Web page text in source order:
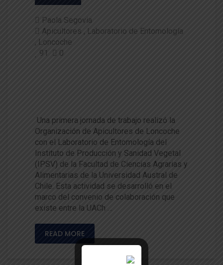
Paola Segovia
Apicultores
Laboratorio de Entomología
Loncoche
91
0
Una primera jornada de trabajo realizó la
Organización de Apicultores de Loncoche
con el Laboratorio de Entomología del
Instituto de Producción y Sanidad Vegetal
(IPSV) de la Facultad de Ciencias Agrarias y
Alimentarias de la Universidad Austral de
Chile. Esta actividad se desarrolló en el
marco del convenio de colaboración que
existe entre la UACh …
READ MORE